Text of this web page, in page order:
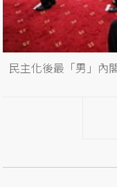
民主化後最「男」內